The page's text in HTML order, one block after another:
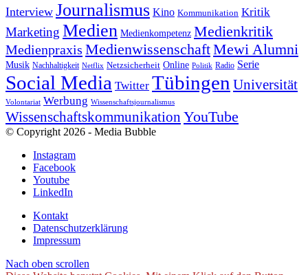
Interview Journalismus Kino Kommunikation Kritik
Marketing Medien Medienkompetenz Medienkritik
Medienpraxis MedienwissenschaftMewi Alumni
Musik Nachhaltigkeit Netflix Netzsicherheit Online Politik Radio Serie
Social Media Twitter Tübingen Universität
Volontariat Werbung Wissenschaftsjournalismus
Wissenschaftskommunikation YouTube
© Copyright 2026 - Media Bubble
Instagram
Facebook
Youtube
LinkedIn
Kontakt
Datenschutzerklärung
Impressum
Nach oben scrollen